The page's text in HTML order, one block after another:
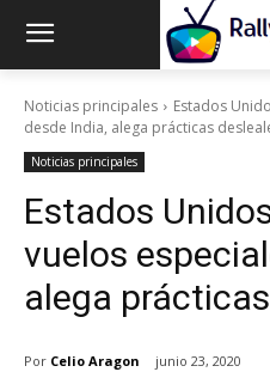
Noticias principales
Estados
desde India, alega prácticas
Noticias principales
Estados
vuelos
alega
Por Celio Aragon junio 23, 2020